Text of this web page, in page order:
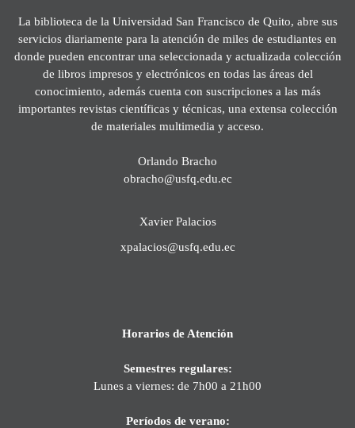
La biblioteca de la Universidad San Francisco de Quito, abre sus
servicios diariamente para la atención de miles de estudiantes en
donde pueden encontrar una seleccionada y actualizada colección
de libros impresos y electrónicos en todas las áreas del
conocimiento, además cuenta con suscripciones a las más
importantes revistas científicas y técnicas, una extensa colección
de materiales multimedia y acceso.
Orlando Bracho
obracho@usfq.edu.ec
Xavier Palacios
xpalacios@usfq.edu.ec
Horarios de Atención
Semestres regulares:
Lunes a viernes: de 7h00 a 21h00
Períodos de verano: